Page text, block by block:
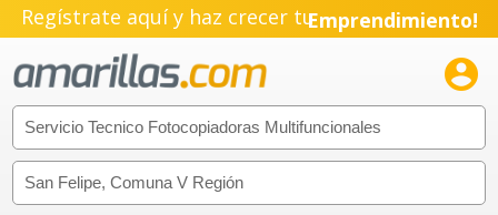
Regístrate aquí y haz crecer tuEmprendimiento!
